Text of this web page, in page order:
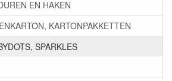
EN HAKEN
KARTONPAKKETTEN
SPARKLES